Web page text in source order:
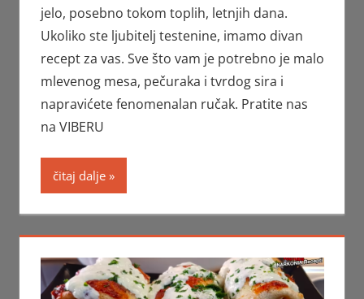
jelo, posebno tokom toplih, letnjih dana.
Ukoliko ste ljubitelj testenine, imamo divan
recept za vas. Sve što vam je potrebno je malo
mlevenog mesa, pečuraka i tvrdog sira i
napravićete fenomenalan ručak. Pratite nas
na VIBERU
čitaj dalje